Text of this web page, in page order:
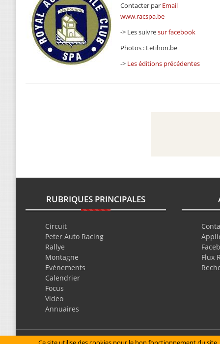
Contacter par Email
www.racspa.be
-> Les suivresur facebook
Photos : Letihon.be
-> Les éditions précédentes
RUBRIQUES PRINCIPALES
Circuit
Peter Auto Racing
Rallye
Montagne
Evènements
Calendrier
Focus
Video
Annuaires
Flux
Mentions légales